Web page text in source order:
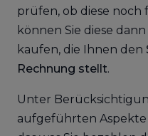
prüfen, ob diese noch
können Sie diese
kaufen, die Ihnen den
Rechnung stellt.
Unter
aufgeführten Aspekte